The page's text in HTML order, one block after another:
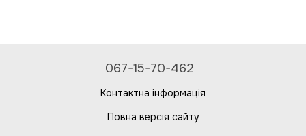
067-15-70-462
Контактна інформація
Повна версія сайту